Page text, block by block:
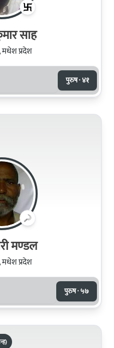
साह
मधेश प्रदेश
पुरुष · ४१
मण्‍डल
मधेश प्रदेश
पुरुष · ५७